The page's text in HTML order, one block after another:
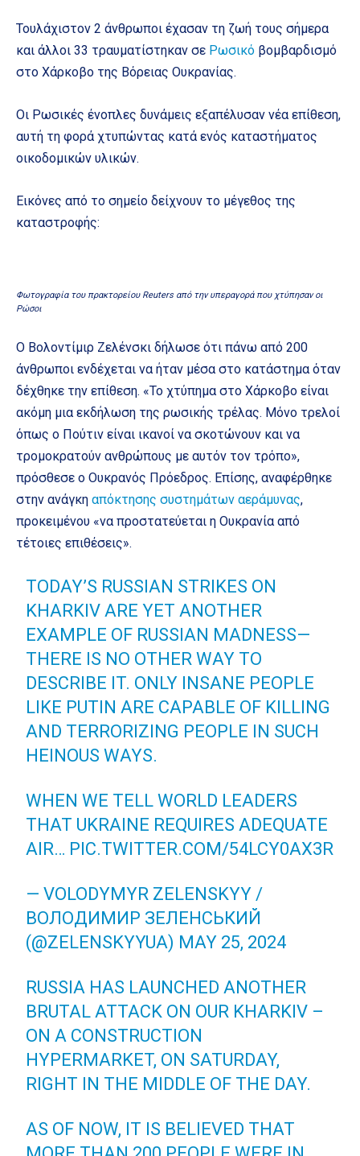
Τουλάχιστον 2 άνθρωποι έχασαν τη ζωή τους σήμερα
και άλλοι 33 τραυματίστηκαν σε Ρωσικό βομβαρδισμό
στο Χάρκοβο της Βόρειας Ουκρανίας.
Οι Ρωσικές ένοπλες δυνάμεις εξαπέλυσαν νέα επίθεση,
αυτή τη φορά χτυπώντας κατά ενός καταστήματος
οικοδομικών υλικών.
Εικόνες από το σημείο δείχνουν το μέγεθος της
καταστροφής:
Φωτογραφία του πρακτορείου Reuters από την υπεραγορά που χτύπησαν οι
Ρώσοι
Ο Βολοντίμιρ Ζελένσκι δήλωσε ότι πάνω από 200
άνθρωποι ενδέχεται να ήταν μέσα στο κατάστημα όταν
δέχθηκε την επίθεση. «Το χτύπημα στο Χάρκοβο είναι
ακόμη μια εκδήλωση της ρωσικής τρέλας. Μόνο τρελοί
όπως ο Πούτιν είναι ικανοί να σκοτώνουν και να
τρομοκρατούν ανθρώπους με αυτόν τον τρόπο»,
πρόσθεσε ο Ουκρανός Πρόεδρος. Επίσης, αναφέρθηκε
στην ανάγκη απόκτησης συστημάτων αεράμυνας,
προκειμένου «να προστατεύεται η Ουκρανία από
τέτοιες επιθέσεις».
TODAY’S RUSSIAN STRIKES ON
KHARKIV ARE YET ANOTHER
EXAMPLE OF RUSSIAN MADNESS—
THERE IS NO OTHER WAY TO
DESCRIBE IT. ONLY INSANE PEOPLE
LIKE PUTIN ARE CAPABLE OF KILLING
AND TERRORIZING PEOPLE IN SUCH
HEINOUS WAYS.
WHEN WE TELL WORLD LEADERS
THAT UKRAINE REQUIRES ADEQUATE
AIR… PIC.TWITTER.COM/54LCY0AX3R
— VOLODYMYR ZELENSKYY /
ВОЛОДИМИР ЗЕЛЕНСЬКИЙ
(@ZELENSKYYUA) MAY 25, 2024
RUSSIA HAS LAUNCHED ANOTHER
BRUTAL ATTACK ON OUR KHARKIV –
ON A CONSTRUCTION
HYPERMARKET, ON SATURDAY,
RIGHT IN THE MIDDLE OF THE DAY.
AS OF NOW, IT IS BELIEVED THAT